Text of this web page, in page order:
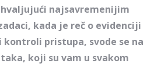
najsavremenijim
kada je reč o evidenciji
kontroli pristupa, svode se na
koji su vam u svakom